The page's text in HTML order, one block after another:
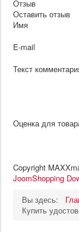
Отзыв
Оставить отзыв
Имя
E-mail
Текст
Оценка для
Copyright
JoomShopping
Вы здесь:
Купить